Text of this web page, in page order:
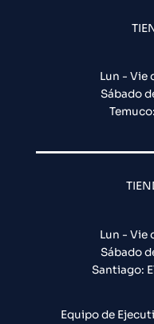
Lun - Vie
Sábado
Lun - Vie
Sábado
Santiago:
Equipo de